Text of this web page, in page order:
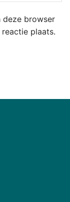
deze browser
plaats.